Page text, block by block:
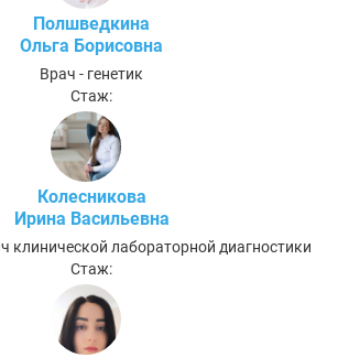
Полшведкина
Ольга Борисовна
Врач - генетик
Стаж:
Колесникова
Ирина Васильевна
клинической лабораторной диагностики
Стаж: